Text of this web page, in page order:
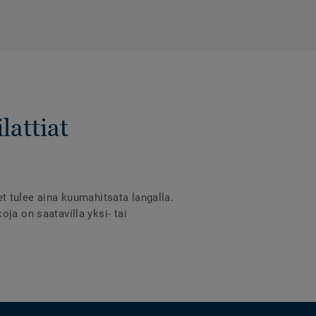
aina kuumahitsata langalla.
on saatavilla yksi- tai